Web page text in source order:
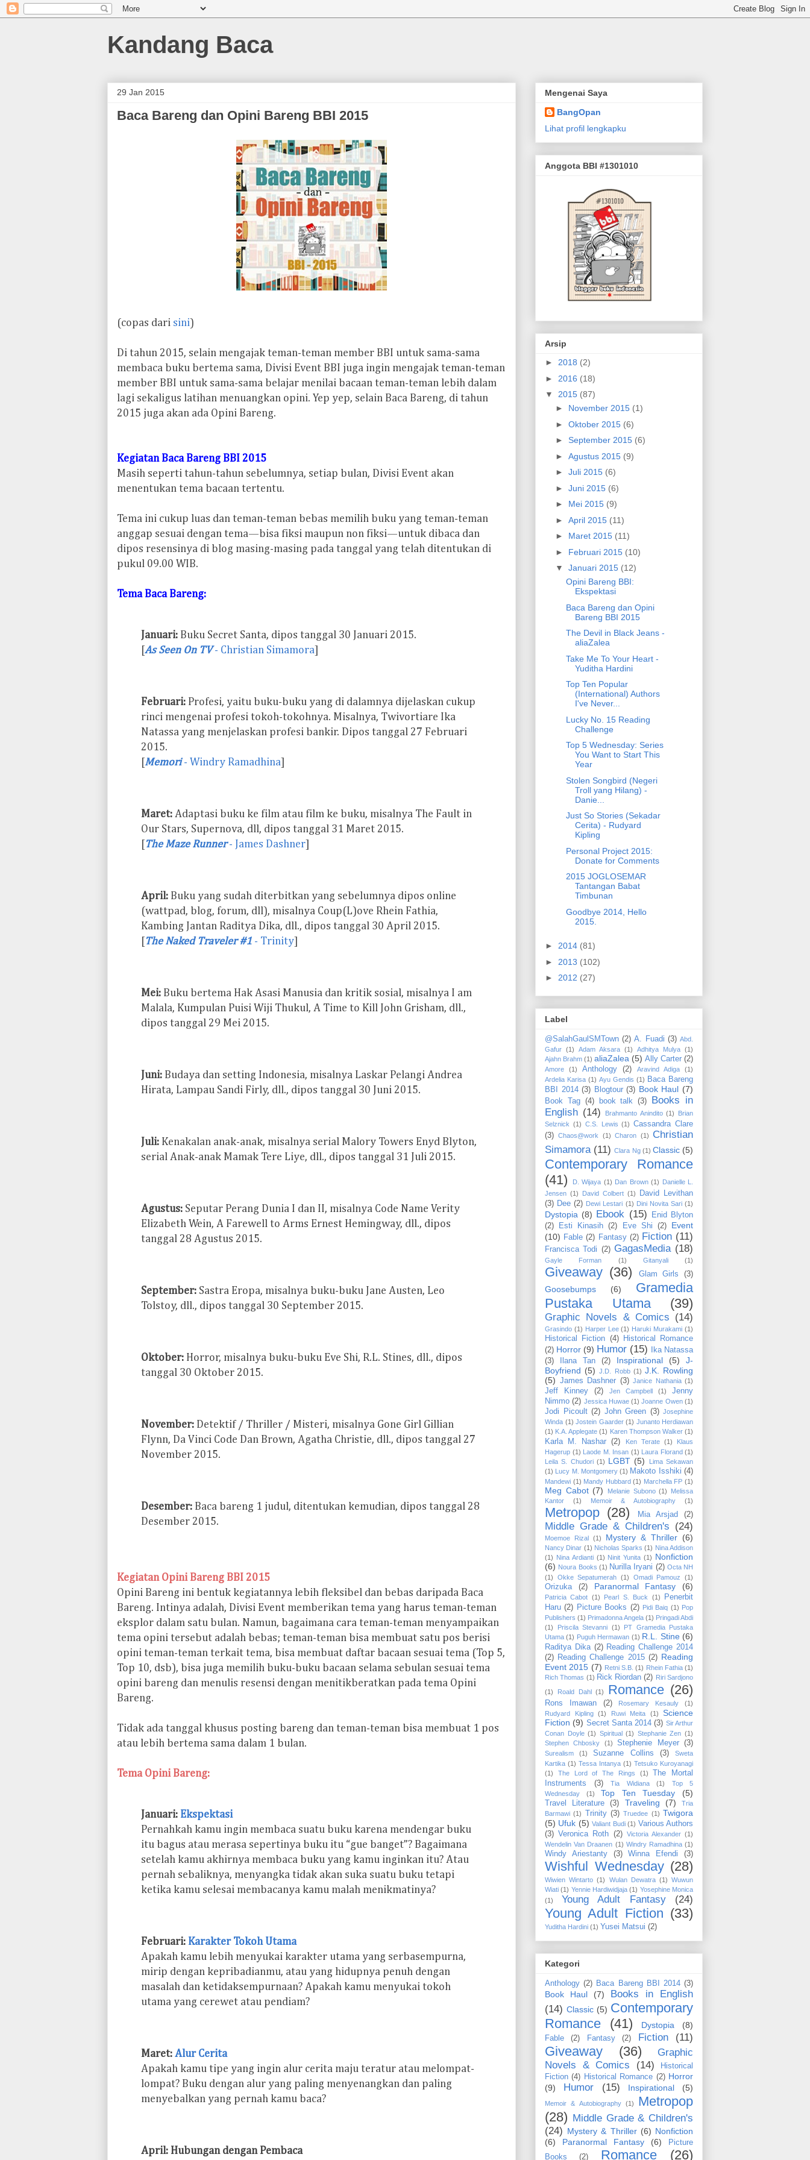
Kandang Baca
29 Jan 2015
Baca Bareng dan Opini Bareng BBI 2015
(copas dari sini)
Di tahun 2015, selain mengajak teman-teman member BBI untuk sama-sama
membaca buku bertema sama, Divisi Event BBI juga ingin mengajak teman-teman
member BBI untuk sama-sama belajar menilai bacaan teman-teman lebih dalam
lagi sekaligus latihan menuangkan opini. Yep yep, selain Baca Bareng, di tahun
2015 juga akan ada Opini Bareng.
Kegiatan Baca Bareng BBI 2015
Masih seperti tahun-tahun sebelumnya, setiap bulan, Divisi Event akan
menentukan tema bacaan tertentu.
Tema ini cukup luas dan teman-teman bebas memilih buku yang teman-teman
anggap sesuai dengan tema—bisa fiksi maupun non fiksi—untuk dibaca dan
dipos resensinya di blog masing-masing pada tanggal yang telah ditentukan di
pukul 09.00 WIB.
Tema Baca Bareng:
Januari: Buku Secret Santa, dipos tanggal 30 Januari 2015.
As Seen On TV- Christian Simamora
Februari: Profesi, yaitu buku-buku yang di dalamnya dijelaskan cukup
rinci mengenai profesi tokoh-tokohnya. Misalnya, Twivortiare Ika
Natassa yang menjelaskan profesi bankir. Dipos tanggal 27 Februari
2015.
Memori- Windry Ramadhina
Maret: Adaptasi buku ke film atau film ke buku, misalnya The Fault in
Our Stars, Supernova, dll, dipos tanggal 31 Maret 2015.
The Maze Runner- James Dashner
April: Buku yang sudah diterbitkan yang sebelumnya dipos online
(wattpad, blog, forum, dll), misalnya Coup(L)ove Rhein Fathia,
Kambing Jantan Raditya Dika, dll., dipos tanggal 30 April 2015.
The Naked Traveler #1 - Trinity
Mei: Buku bertema Hak Asasi Manusia dan kritik sosial, misalnya I am
Malala, Kumpulan Puisi Wiji Thukul, A Time to Kill John Grisham, dll.,
dipos tanggal 29 Mei 2015.
Juni: Budaya dan setting Indonesia, misalnya Laskar Pelangi Andrea
Hirata, Lampau Sandi Firly, dll., dipos tanggal 30 Juni 2015.
Juli: Kenakalan anak-anak, misalnya serial Malory Towers Enyd Blyton,
serial Anak-anak Mamak Tere Liye, dll., dipos tanggal 31 Juli 2015.
Agustus: Seputar Perang Dunia I dan II, misalnya Code Name Verity
Elizabeth Wein, A Farewell to Arms Ernest Hemingway, dll., dipos
tanggal 28 Agustus 2015.
September: Sastra Eropa, misalnya buku-buku Jane Austen, Leo
Tolstoy, dll., dipos tanggal 30 September 2015.
Oktober: Horror, misalnya buku-buku Eve Shi, R.L. Stines, dll., dipos
tanggal 30 Oktober 2015.
November: Detektif / Thriller / Misteri, misalnya Gone Girl Gillian
Flynn, Da Vinci Code Dan Brown, Agatha Christie, dll., dipos tanggal 27
November 2015.
Desember: Baca bareng 1 judul, ditentukan kemudian, dipos tanggal 28
Desember 2015.
Kegiatan Opini Bareng BBI 2015
Opini Bareng ini bentuk kegiatannya lebih fleksibel dan bebas daripada Baca
Bareng. Intinya adalah, Divisi Event memberikan tema yang harus teman-teman
eksplor dalam satu bulan. Namun, bagaimana cara teman-teman menyampaikan
tema opini tersebut adalah bebas; teman-teman bisa membuat satu pos berisi
opini teman-teman terkait tema, bisa membuat daftar bacaan sesuai tema (Top 5,
Top 10, dsb), bisa juga memilih buku-buku bacaan selama sebulan sesuai tema
opini bareng dan menulis resensi dengan menitikberatkan pada tema Opini
Bareng.
Tidak ada tanggal khusus posting bareng dan teman-teman bisa membuat 1 pos
atau lebih bertema sama dalam 1 bulan.
Tema Opini Bareng:
Januari: Ekspektasi
Pernahkah kamu ingin membaca suatu buku karena mendengar buku
itu bagus atau merasa sepertinya buku itu “gue banget”? Bagaimana
setelah kamu akhirnya membaca buku yang kamu inginkan itu? Atau
pernah sebaliknya, menyangka tidak akan suka suatu buku tetapi
ketika kamu selesai membacanya kamu malah menikmatinya?
Februari: Karakter Tokoh Utama
Apakah kamu lebih menyukai karakter utama yang serbasempurna,
mirip dengan kepribadianmu, atau yang hidupnya penuh dengan
masalah dan ketidaksempurnaan? Apakah kamu menyukai tokoh
utama yang cerewet atau pendiam?
Maret: Alur Cerita
Apakah kamu tipe yang ingin alur cerita maju teratur atau melompat-
lompat? Buku dengan alur yang paling menyenangkan dan paling
menyebalkan yang pernah kamu baca?
April: Hubungan dengan Pembaca
Mengenai Saya
BangOpan
Lihat profil lengkapku
Anggota BBI #1301010
Arsip
► 2018 (2)
► 2016 (18)
▼ 2015 (87)
► November 2015 (1)
► Oktober 2015 (6)
► September 2015 (6)
► Agustus 2015 (9)
► Juli 2015 (6)
► Juni 2015 (6)
► Mei 2015 (9)
► April 2015 (11)
► Maret 2015 (11)
► Februari 2015 (10)
▼ Januari 2015 (12)
Opini Bareng BBI:
Ekspektasi
Baca Bareng dan Opini
Bareng BBI 2015
The Devil in Black Jeans -
aliaZalea
Take Me To Your Heart -
Yuditha Hardini
Top Ten Popular
(International) Authors
I've Never...
Lucky No. 15 Reading
Challenge
Top 5 Wednesday: Series
You Want to Start This
Year
Stolen Songbird (Negeri
Troll yang Hilang) -
Danie...
Just So Stories (Sekadar
Cerita) - Rudyard
Kipling
Personal Project 2015:
Donate for Comments
2015 JOGLOSEMAR
Tantangan Babat
Timbunan
Goodbye 2014, Hello
2015.
► 2014 (81)
► 2013 (102)
► 2012 (27)
Label
@SalahGaulSMTown (2) A. Fuadi (3) Abd.
Gafur (1) Adam Aksara (1) Adhitya Mulya (1)
Ajahn Brahm (1) aliaZalea (5) Ally Carter (2)
Amore (1) Anthology (2) Aravind Adiga
(1)
Ardelia Karisa (1) Ayu Gendis (1) Baca Bareng
BBI 2014 (3) Blogtour (3) Book Haul (7)
Book Tag (4) book talk (3)
Books in
English (14) Brahmanto Anindito (1)
Brian
Selznick (1) C.S. Lewis (1)
Cassandra Clare
(3)
Chaos@work (1) Charon (1)
Christian
Simamora (11) Clara Ng (1) Classic (5)
Contemporary Romance
(41)
D. Wijaya (1) Dan Brown (1) Danielle L.
Jensen (1) David Colbert (1)
David Levithan
(3) Dee (2) Dewi Lestari (1) Dini Novita Sari (1)
Dystopia (8) Ebook (15)
Enid Blyton
(2)
Esti Kinasih (2) Eve Shi (2)
Event
(10) Fable (2) Fantasy (2) Fiction (11)
Francisca Todi (2) GagasMedia (18)
Gayle Forman (1) Gitanyali (1)
Giveaway (36) Glam Girls (3)
Goosebumps (6)
Gramedia
Pustaka Utama
(39)
Graphic Novels & Comics (14)
Grasindo (1) Harper Lee (1) Haruki Murakami (1)
Historical Fiction (4)
Historical Romance
(2) Horror (9) Humor (15)
Ika Natassa
(3)
Ilana Tan (2) Inspirational (5)
J-
Boyfriend (5) J.D. Robb (1) J.K. Rowling
(5) James Dashner (3) Janice Nathania (1)
Jeff Kinney (2) Jen Campbell (1)
Jenny
Nimmo (2) Jessica Huwae (1) Joanne Owen (1)
Jodi Picoult (2) John Green (3) Josephine
Winda (1) Jostein Gaarder (1) Junanto Herdiawan
(1) K.A. Applegate (1) Karen Thompson Walker (1)
Karla M. Nashar (2) Ken Terate (1)
Klaus
Hagerup (1) Laode M. Insan (1) Laura Florand (1)
Leila S. Chudori (1) LGBT (5)
Lima Sekawan
(1) Lucy M. Montgomery (1) Makoto Isshiki (4)
Mandewi (1) Mandy Hubbard (1) Marchella FP (1)
Meg Cabot (7) Melanie Subono (1)
Melissa
Kantor
(1) Memoir & Autobiography (1)
Metropop (28) Mia Arsjad (2)
Middle Grade & Children's (24)
Moemoe Rizal (1) Mystery & Thriller (6)
Nancy Dinar (1) Nicholas Sparks (1) Nina Addison
(1) Nina Ardianti (1) Ninit Yunita (1) Nonfiction
(6) Noura Books (1) Nurilla Iryani (2) Octa NH
(1)
Okke Sepatumerah (1) Omadi Pamouz (1)
Orizuka (2) Paranormal Fantasy (6)
Patricia Cabot (1) Pearl S. Buck (1)
Penerbit
Haru (2) Picture Books (2) Pidi Baiq (1) Pop
Publishers (1) Primadonna Angela (1) Pringadi Abdi
(1)
Priscila Stevanni (1)
PT Gramedia Pustaka
Utama (1) Puguh Hermawan (1) R.L. Stine (6)
Raditya Dika (2) Reading Challenge 2014
(2) Reading Challenge 2015 (2) Reading
Event 2015 (7) Retni S.B. (1) Rhein Fathia (1)
Rich Thomas (1) Rick Riordan (2) Riri Sardjono
(1)
Roald Dahl (1) Romance (26)
Rons Imawan (2) Rosemary Kesauly
(1)
Rudyard Kipling
(1) Ruwi Meita (1)
Science
Fiction (9) Secret Santa 2014 (3) Sir Arthur
Conan Doyle (1) Spiritual (1) Stephanie Zen (1)
Stephen Chbosky
(1) Stephenie Meyer (3)
Surealism (1) Suzanne Collins (3)
Sweta
Kartika (1) Tessa Intanya (1) Tetsuko Kuroyanagi
(1)
The Lord of The Rings (1)
The Mortal
Instruments
(3) Tia Widiana (1)
Top 5
Wednesday
(1) Top Ten Tuesday (5)
Travel Literature (3) Traveling (7)
Tria
Barmawi (1) Trinity (3) Truedee (1) Twigora
(5) Ufuk (5) Valiant Budi (1) Various Authors
(3) Veronica Roth (2) Victoria Alexander (1)
Wendelin Van Draanen (1) Windry Ramadhina (1)
Windy Ariestanty (3) Winna Efendi (3)
Wishful Wednesday (28)
Wiwien Wintarto (1) Wulan Dewatra (1) Wuwun
Wiati (1) Yennie Hardiwidjaja (1) Yosephine Monica
(1)
Young Adult Fantasy (24)
Young Adult Fiction (33)
Yuditha Hardini (1) Yusei Matsui (2)
Kategori
Anthology (2) Baca Bareng BBI 2014 (3)
Book Haul (7)
Books in English
(14) Classic (5) Contemporary
Romance
(41) Dystopia (8)
Fable (2) Fantasy (2) Fiction (11)
Giveaway (36)
Graphic
Novels & Comics
(14)
Historical
Fiction (4) Historical Romance (2) Horror
(9)
Humor (15) Inspirational (5)
Memoir & Autobiography (1)
Metropop
(28) Middle Grade & Children's
(24) Mystery & Thriller (6) Nonfiction
(6)
Paranormal Fantasy (6)
Picture
Books
(2) Romance (26)